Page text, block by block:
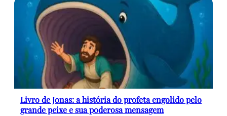
Livro de Jonas: a história do profeta engolido pelo
grande peixe e sua poderosa mensagem